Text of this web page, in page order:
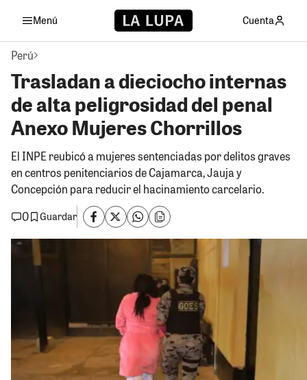
Menú Cuenta
Perú
Trasladan a dieciocho internas
de alta peligrosidad del penal
Anexo Mujeres Chorrillos
El INPE reubicó a mujeres sentenciadas por delitos graves
en centros penitenciarios de Cajamarca, Jauja y
Concepción para reducir el hacinamiento carcelario.
0
Guardar